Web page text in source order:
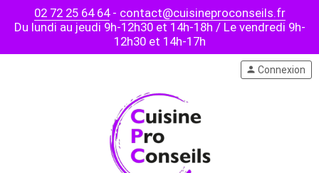
02 72 25 64 64- contact@cuisineproconseils.fr
Du lundi au jeudi 9h-12h30 et 14h-18h / Le vendredi 9h-
12h30 et 14h-17h
person Connexion